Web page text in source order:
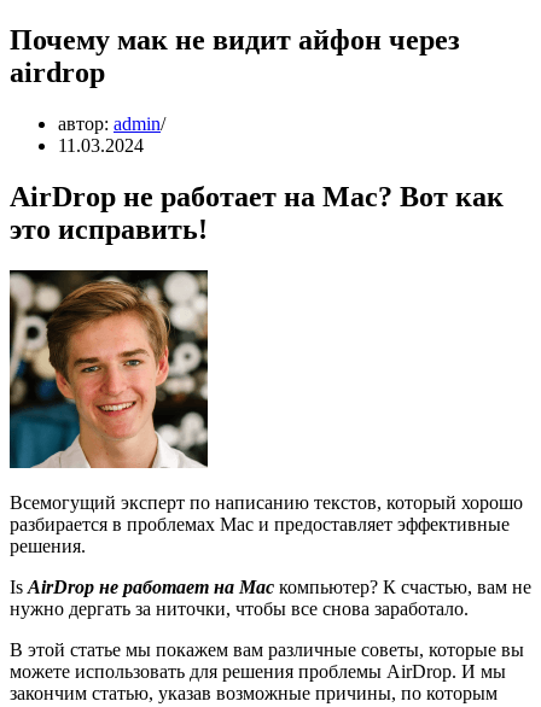
Почему мак не видит айфон через
airdrop
автор: admin
11.03.2024
AirDrop не работает на Mac? Вот как
это исправить!
Всемогущий эксперт по написанию текстов, который хорошо
разбирается в проблемах Mac и предоставляет эффективные
решения.
Is AirDrop не работает на Mac компьютер? К счастью, вам не
нужно дергать за ниточки, чтобы все снова заработало.
В этой статье мы покажем вам различные советы, которые вы
можете использовать для решения проблемы AirDrop. И мы
закончим статью, указав возможные причины, по которым